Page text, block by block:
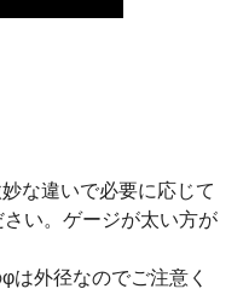
な違いで必要に応じて
い。ゲージが太い方が
は外径なのでご注意く